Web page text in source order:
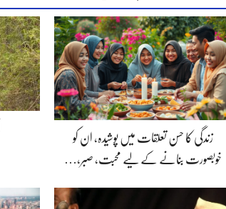
زندگی کا حسن تعلقات میں پوشیدہ, ان کو
خوبصورت بنانے کے لیے محبت، صبر،…